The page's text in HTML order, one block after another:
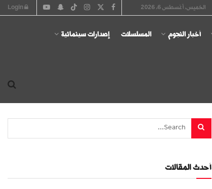
الخميس, أغسطس 6, 2026
أخبار النجوم المسلسلات إصدارات سينمائية
أحدث المقالات